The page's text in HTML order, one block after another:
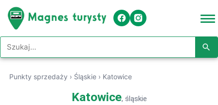
Szukaj w serwisie
Punkty sprzedaży › Śląskie › Katowice
Katowice, śląskie